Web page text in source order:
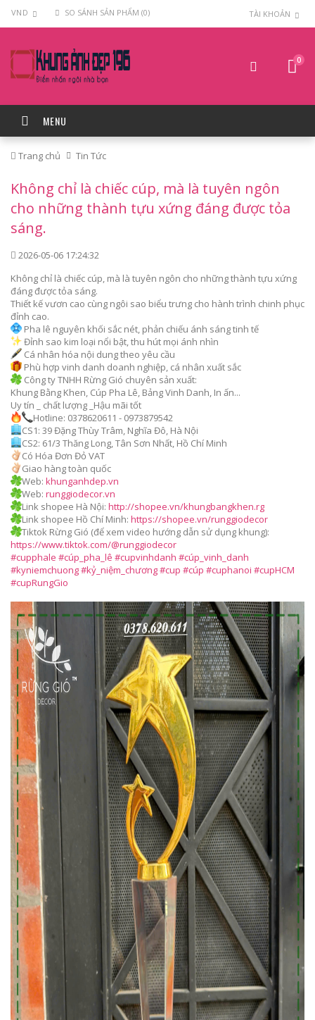
VND SO SÁNH SẢN PHẨM (0) TÀI KHOẢN
0
MENU
Trang chủ Tin Tức
Không chỉ là chiếc cúp, mà là tuyên ngôn
cho những thành tựu xứng đáng được tỏa
sáng.
2026-05-06 17:24:32
Không chỉ là chiếc cúp, mà là tuyên ngôn cho những thành tựu xứng
đáng được tỏa sáng.
Thiết kế vươn cao cùng ngôi sao biểu trưng cho hành trình chinh phục
đỉnh cao.
Pha lê nguyên khối sắc nét, phản chiếu ánh sáng tinh tế
Đỉnh sao kim loại nổi bật, thu hút mọi ánh nhìn
Cá nhân hóa nội dung theo yêu cầu
Phù hợp vinh danh doanh nghiệp, cá nhân xuất sắc
Công ty TNHH Rừng Gió chuyên sản xuất:
Khung Bằng Khen, Cúp Pha Lê, Bảng Vinh Danh, In ấn...
Uy tín _ chất lượng _Hậu mãi tốt
Hotline: 0378620611 - 0973879542
CS1: 39 Đặng Thùy Trâm, Nghĩa Đô, Hà Nội
CS2: 61/3 Thăng Long, Tân Sơn Nhất, Hồ Chí Minh
Có Hóa Đơn Đỏ VAT
Giao hàng toàn quốc
Web: khunganhdep.vn
Web: runggiodecor.vn
Link shopee Hà Nội: http://shopee.vn/khungbangkhen.rg
Link shopee Hồ Chí Minh: https://shopee.vn/runggiodecor
Tiktok Rừng Gió (để xem video hướng dẫn sử dụng khung):
https://www.tiktok.com/@runggiodecor
#cupphale #cúp_pha_lê #cupvinhdanh #cúp_vinh_danh
#kyniemchuong#kỷ_niệm_chương#cup #cúp #cuphanoi #cupHCM
#cupRungGio